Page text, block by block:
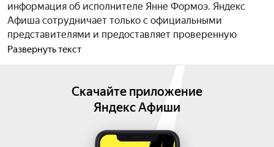
информация об исполнителе Янне Формоэ. Яндекс
Афиша сотрудничает только c официальными
представителями и предоставляет проверенную
информацию о событиях и датах всех мероприятий.
Мы регулярно обновляем актуальный список событий,
артисте Янне Формоэ, творчестве и карьере.
Подпишитесь на уведомления, и вы сможете купить
Развернуть текст
Скачайте приложение
Яндекс Афиши